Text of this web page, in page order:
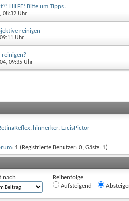
HILFE! Bitte um Tipps...
08:32 Uhr
reinigen
Uhr
reinigen?
09:35 Uhr
, hinnerker, LucisPictor
: 1 (Registrierte Benutzer: 0, Gäste: 1)
nach
Reihenfolge
Aufsteigend